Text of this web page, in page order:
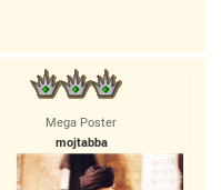
Mega Poster
mojtabba